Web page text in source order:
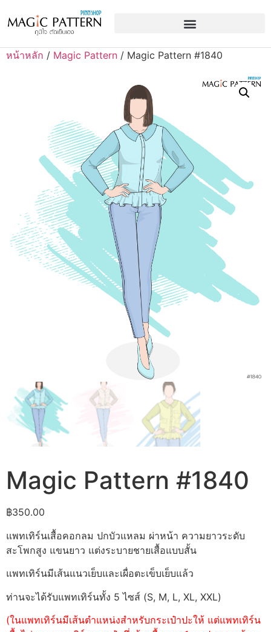
หน้าหลัก / Magic Pattern / Magic Pattern #1840
Magic Pattern #1840
฿350.00
แพทเทิร์นเสื้อคอกลม ปกบัวแหลม ผ่าหน้า ความยาวระดับ
สะโพกสูง แขนยาว แต่งระบายชายเสื้อแบบสั้น
แพทเทิร์นมีเส้นแนวเย็บและเผื่อตะเข็บเย็บแล้ว
ท่านจะได้รับแพทเทิร์นทั้ง 5 ไซส์ (S, M, L, XL, XXL)
(ในแพทเทิร์นมีเส้นตำแหน่งสำหรับกระเป๋าปะให้ แต่แพทเทิร์น